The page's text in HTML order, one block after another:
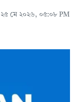
২৫ মে ২০২৬, ০৫:০৮ PM